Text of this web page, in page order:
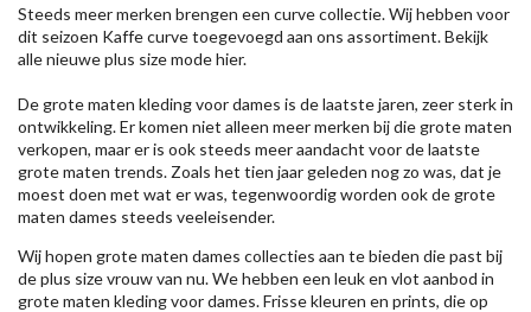
Steeds meer merken brengen een curve collectie. Wij hebben voor
dit seizoen Kaffecurve toegevoegd aan ons assortiment. Bekijk
alle nieuweplus size modehier.
De grote maten kleding voor dames is de laatste jaren, zeer sterk in
ontwikkeling. Er komen niet alleen meer merken bij die grote maten
verkopen, maar er is ook steeds meer aandacht voor de laatste
grote maten trends. Zoals het tien jaar geleden nog zo was, dat je
moest doen met wat er was, tegenwoordig worden ook de grote
maten dames steeds veeleisender.
Wij hopen grote maten dames collecties aan te bieden die past bij
de plus size vrouw van nu. We hebben een leuk en vlot aanbod in
grote maten kleding voor dames. Frisse kleuren en prints, die op